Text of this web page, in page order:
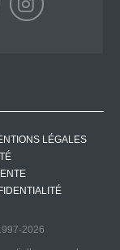
LÉGALES
2026